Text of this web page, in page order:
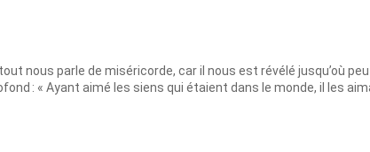
nous parle de miséricorde, car il nous est révélé jusqu’où
: « Ayant aimé les siens qui étaient dans le monde, il les aima